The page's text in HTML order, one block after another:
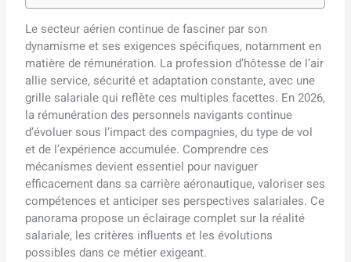
Le secteur aérien continue de fasciner par son
dynamisme et ses exigences spécifiques, notamment en
matière de rémunération. La profession d’hôtesse de l’air
allie service, sécurité et adaptation constante, avec une
grille salariale qui reflète ces multiples facettes. En 2026,
la rémunération des personnels navigants continue
d’évoluer sous l’impact des compagnies, du type de vol
et de l’expérience accumulée. Comprendre ces
mécanismes devient essentiel pour naviguer
efficacement dans sa carrière aéronautique, valoriser ses
compétences et anticiper ses perspectives salariales. Ce
panorama propose un éclairage complet sur la réalité
salariale, les critères influents et les évolutions
possibles dans ce métier exigeant.